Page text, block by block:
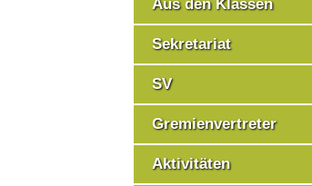
Aus den Klassen
Sekretariat
SV
Gremienvertreter
Aktivitäten